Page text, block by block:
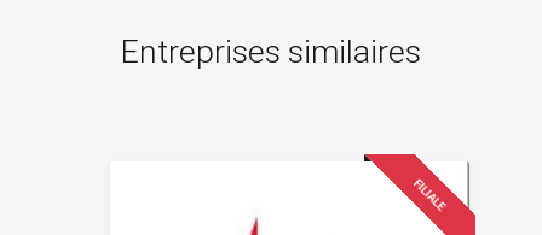
Entreprises similaires
FILIALE